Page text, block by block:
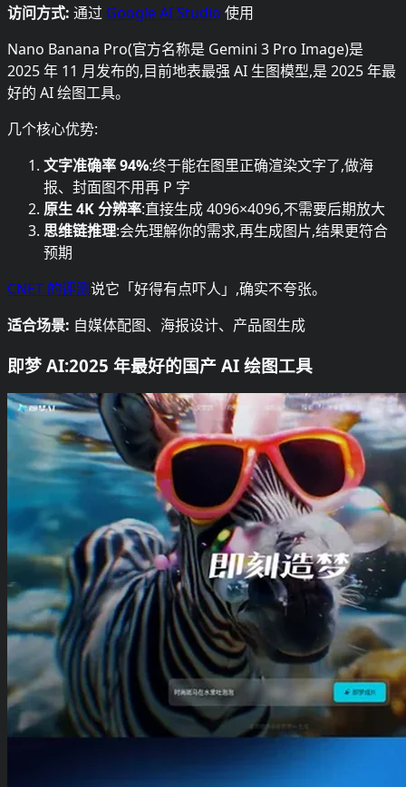
访问方式: 通过 Google AI Studio 使用
Nano Banana Pro(官方名称是 Gemini 3 Pro Image)是
2025 年 11 月发布的,目前地表最强 AI 生图模型,是 2025 年最
好的 AI 绘图工具。
几个核心优势:
文字准确率 94%:终于能在图里正确渲染文字了,做海
报、封面图不用再 P 字
原生 4K 分辨率:直接生成 4096×4096,不需要后期放大
思维链推理:会先理解你的需求,再生成图片,结果更符合
预期
CNET 的评测说它「好得有点吓人」,确实不夸张。
适合场景: 自媒体配图、海报设计、产品图生成
即梦 AI:2025 年最好的国产 AI 绘图工具